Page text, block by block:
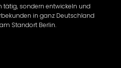
tätig, sondern entwickeln und
in ganz Deutschland
Standort Berlin.